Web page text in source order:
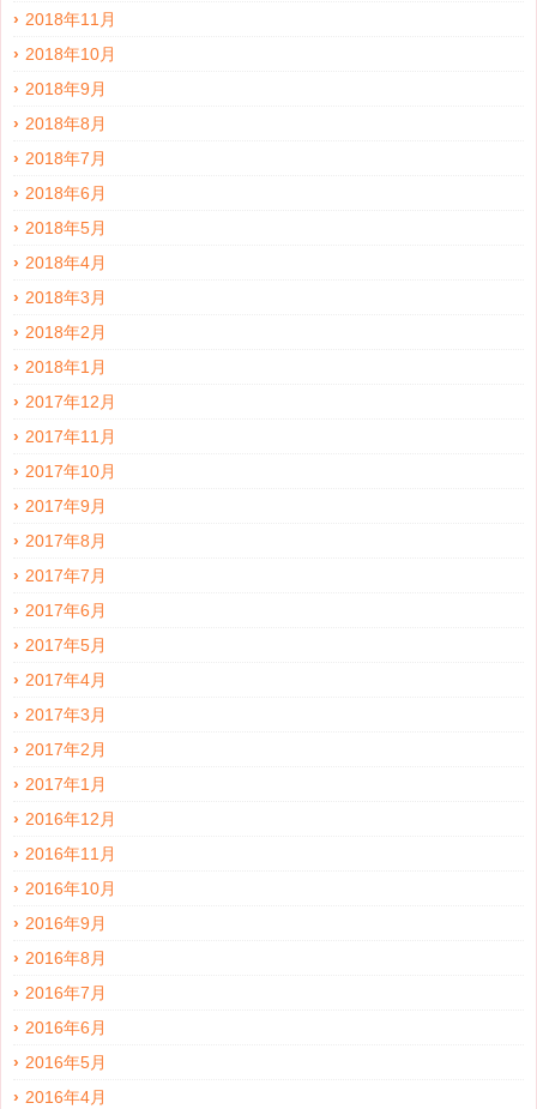
2018年11月
2018年10月
2018年9月
2018年8月
2018年7月
2018年6月
2018年5月
2018年4月
2018年3月
2018年2月
2018年1月
2017年12月
2017年11月
2017年10月
2017年9月
2017年8月
2017年7月
2017年6月
2017年5月
2017年4月
2017年3月
2017年2月
2017年1月
2016年12月
2016年11月
2016年10月
2016年9月
2016年8月
2016年7月
2016年6月
2016年5月
2016年4月